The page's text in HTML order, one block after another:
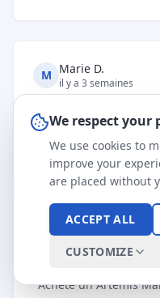
P P V
Personnels à
super rapport qualité
il y a un mois
We respect your
We use cookies to
improve your
are placed without
ACCEPT ALL
CUSTOMIZE